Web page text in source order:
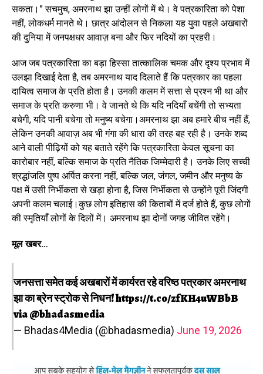
सकता।” सचमुच, अमरनाथ झा उन्हीं लोगों में थे। वे पत्रकारिता को पेशा
नहीं, लोकधर्म मानते थे। छात्र आंदोलन से निकला यह युवा पहले अखबारों
की दुनिया में जनपक्षधर आवाज़ बना और फिर नदियों का प्रहरी।
आज जब पत्रकारिता का बड़ा हिस्सा तात्कालिक चमक और दृश्य प्रभाव में
उलझा दिखाई देता है, तब अमरनाथ याद दिलाते हैं कि पत्रकार का पहला
दायित्व समाज के प्रति होता है। उनकी कलम में सत्ता से प्रश्न भी था और
समाज के प्रति करुणा भी। वे जानते थे कि यदि नदियाँ बचेंगी तो सभ्यता
बचेगी, यदि पानी बचेगा तो मनुष्य बचेगा।अमरनाथ झा अब हमारे बीच नहीं हैं,
लेकिन उनकी आवाज़ अब भी गंगा की धारा की तरह बह रही है। उनके शब्द
आने वाली पीढ़ियों को यह बताते रहेंगे कि पत्रकारिता केवल सूचना का
कारोबार नहीं, बल्कि समाज के प्रति नैतिक जिम्मेदारी है। उनके लिए सच्ची
श्रद्धांजलि पुष्प अर्पित करना नहीं, बल्कि जल, जंगल, जमीन और मनुष्य के
पक्ष में उसी निर्भीकता से खड़ा होना है, जिस निर्भीकता से उन्होंने पूरी जिंदगी
अपनी कलम चलाई।कुछ लोग इतिहास की किताबों में दर्ज होते हैं, कुछ लोगों
की स्मृतियाँ लोगों के दिलों में। अमरनाथ झा दोनों जगह जीवित रहेंगे।
मूल खबर…
जनसत्ता समेत कई अखबारों में कार्यरत रहे वरिष्ठ पत्रकार अमरनाथ
झा का ब्रेन स्ट्रोक से निधन!https://t.co/zfKH4uWBbB
via@bhadasmedia
— Bhadas4Media (@bhadasmedia) June 19, 2026